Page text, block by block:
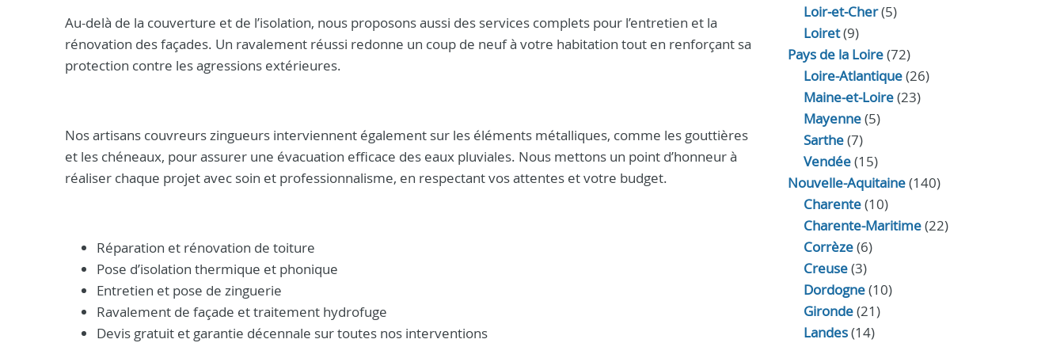
Au-delà de la couverture et de l’isolation, nous proposons aussi des services complets pour l’entretien et la
rénovation des façades. Un ravalement réussi redonne un coup de neuf à votre habitation tout en renforçant sa
protection contre les agressions extérieures.
Nos artisans couvreurs zingueurs interviennent également sur les éléments métalliques, comme les gouttières
et les chéneaux, pour assurer une évacuation efficace des eaux pluviales. Nous mettons un point d’honneur à
réaliser chaque projet avec soin et professionnalisme, en respectant vos attentes et votre budget.
Réparation et rénovation de toiture
Pose d’isolation thermique et phonique
Entretien et pose de zinguerie
Ravalement de façade et traitement hydrofuge
Devis gratuit et garantie décennale sur toutes nos interventions
Loir‑et‑Cher(5)
Loiret(9)
Pays de la Loire(72)
Loire-Atlantique(26)
Maine-et-Loire(23)
Mayenne(5)
Sarthe(7)
Vendée(15)
Nouvelle-Aquitaine(140)
Charente(10)
Charente-Maritime(22)
Corrèze(6)
Creuse(3)
Dordogne(10)
Gironde(21)
Landes(14)